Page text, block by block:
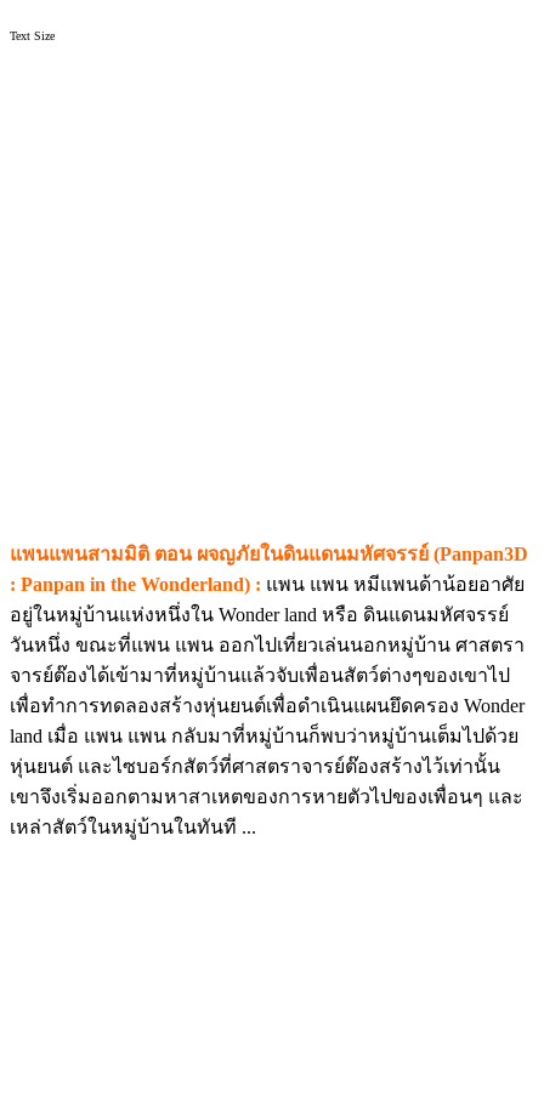
Text Size
แพนแพนสามมิติ ตอน ผจญภัยในดินแดนมหัศจรรย์ (Panpan3D
: Panpan in the Wonderland) : แพน แพน หมีแพนด้าน้อยอาศัย
อยู่ในหมู่บ้านแห่งหนึ่งใน Wonder land หรือ ดินแดนมหัศจรรย์
วันหนึ่ง ขณะที่แพน แพน ออกไปเที่ยวเล่นนอกหมู่บ้าน ศาสตรา
จารย์ต๊องได้เข้ามาที่หมู่บ้านแล้วจับเพื่อนสัตว์ต่างๆของเขาไป
เพื่อทำการทดลองสร้างหุ่นยนต์เพื่อดำเนินแผนยึดครอง Wonder
land เมื่อ แพน แพน กลับมาที่หมู่บ้านก็พบว่าหมู่บ้านเต็มไปด้วย
หุ่นยนต์ และไซบอร์กสัตว์ที่ศาสตราจารย์ต๊องสร้างไว้เท่านั้น
เขาจึงเริ่มออกตามหาสาเหตของการหายตัวไปของเพื่อนๆ และ
เหล่าสัตว์ในหมู่บ้านในทันที ...